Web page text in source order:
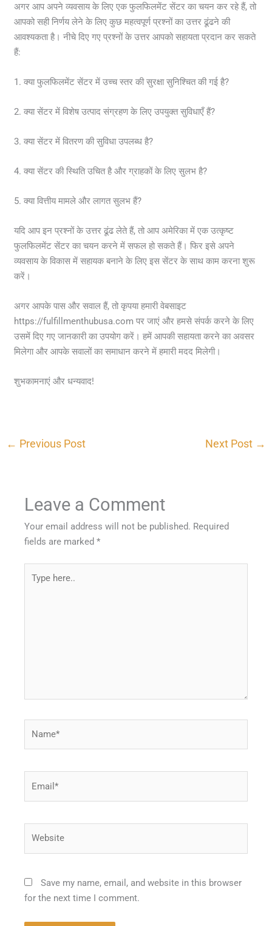
अगर आप अपने व्यवसाय के लिए एक फुलफिलमेंट सेंटर का चयन कर रहे हैं, तो
आपको सही निर्णय लेने के लिए कुछ महत्वपूर्ण प्रश्नों का उत्तर ढूंढने की
आवश्यकता है। नीचे दिए गए प्रश्नों के उत्तर आपको सहायता प्रदान कर सकते
हैं:
1. क्या फुलफिलमेंट सेंटर में उच्च स्तर की सुरक्षा सुनिश्चित की गई है?
2. क्या सेंटर में विशेष उत्पाद संग्रहण के लिए उपयुक्त सुविधाएँ हैं?
3. क्या सेंटर में वितरण की सुविधा उपलब्ध है?
4. क्या सेंटर की स्थिति उचित है और ग्राहकों के लिए सुलभ है?
5. क्या वित्तीय मामले और लागत सुलभ हैं?
यदि आप इन प्रश्नों के उत्तर ढूंढ लेते हैं, तो आप अमेरिका में एक उत्कृष्ट
फुलफिलमेंट सेंटर का चयन करने में सफल हो सकते हैं। फिर इसे अपने
व्यवसाय के विकास में सहायक बनाने के लिए इस सेंटर के साथ काम करना शुरू
करें।
अगर आपके पास और सवाल हैं, तो कृपया हमारी वेबसाइट
https://fulfillmenthubusa.com पर जाएं और हमसे संपर्क करने के लिए
उसमें दिए गए जानकारी का उपयोग करें। हमें आपकी सहायता करने का अवसर
मिलेगा और आपके सवालों का समाधान करने में हमारी मदद मिलेगी।
शुभकामनाएं और धन्यवाद!
← Previous Post Next Post →
Leave a Comment
Your email address will not be published. Required
fields are marked*
here..
Save my name, email, and website in this browser
for the next time I comment.